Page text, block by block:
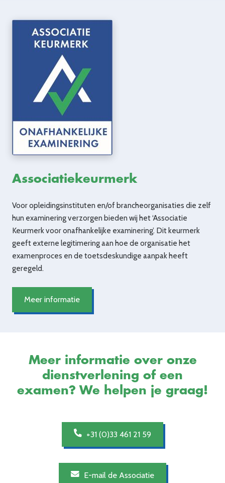
Associatiekeurmerk
Voor opleidingsinstituten en/of brancheorganisaties die zelf
hun examinering verzorgen bieden wij het ‘Associatie
Keurmerk voor onafhankelijke examinering’. Dit keurmerk
geeft externe legitimering aan hoe de organisatie het
examenproces en de toetsdeskundige aanpak heeft
geregeld.
Meer informatie
Meer informatie over onze
dienstverlening of een
examen? We helpen je graag!
+31 (0)33 461 21 59
E-mail de Associatie